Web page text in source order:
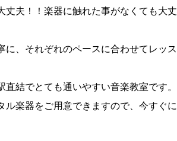
丈夫！！楽器に触れた事がなくても大丈
に、それぞれのペースに合わせてレッス
直結でとても通いやすい音楽教室です。
ル楽器をご用意できますので、今すぐに